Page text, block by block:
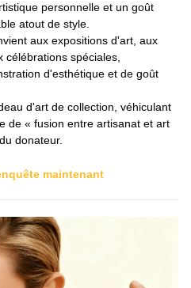
personnelle et un goût
atout de style.
aux expositions d'art, aux
spéciales,
d'esthétique et de goût
d'art de collection, véhiculant
de « fusion entre artisanat et art
donateur.
maintenant